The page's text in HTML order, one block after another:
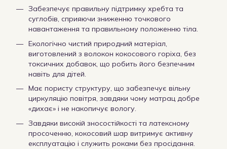
Забезпечує правильну підтримку хребта та
суглобів, сприяючи зниженню точкового
навантаження та правильному положенню тіла.
Екологічно чистий природний матеріал,
виготовлений з волокон кокосового горіха, без
токсичних добавок, що робить його безпечним
навіть для дітей.
Має пористу структуру, що забезпечує вільну
циркуляцію повітря, завдяки чому матрац добре
«дихає» і не накопичує вологу.
Завдяки високій зносостійкості та латексному
просоченню, кокосовий шар витримує активну
експлуатацію і служить роками без просідання.